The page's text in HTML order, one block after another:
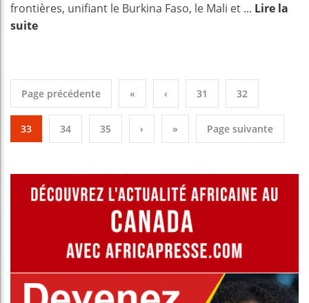
frontières, unifiant le Burkina Faso, le Mali et ... Lire la
suite
Page précédente « ‹ 31 32
33 34 35 › » Page suivante